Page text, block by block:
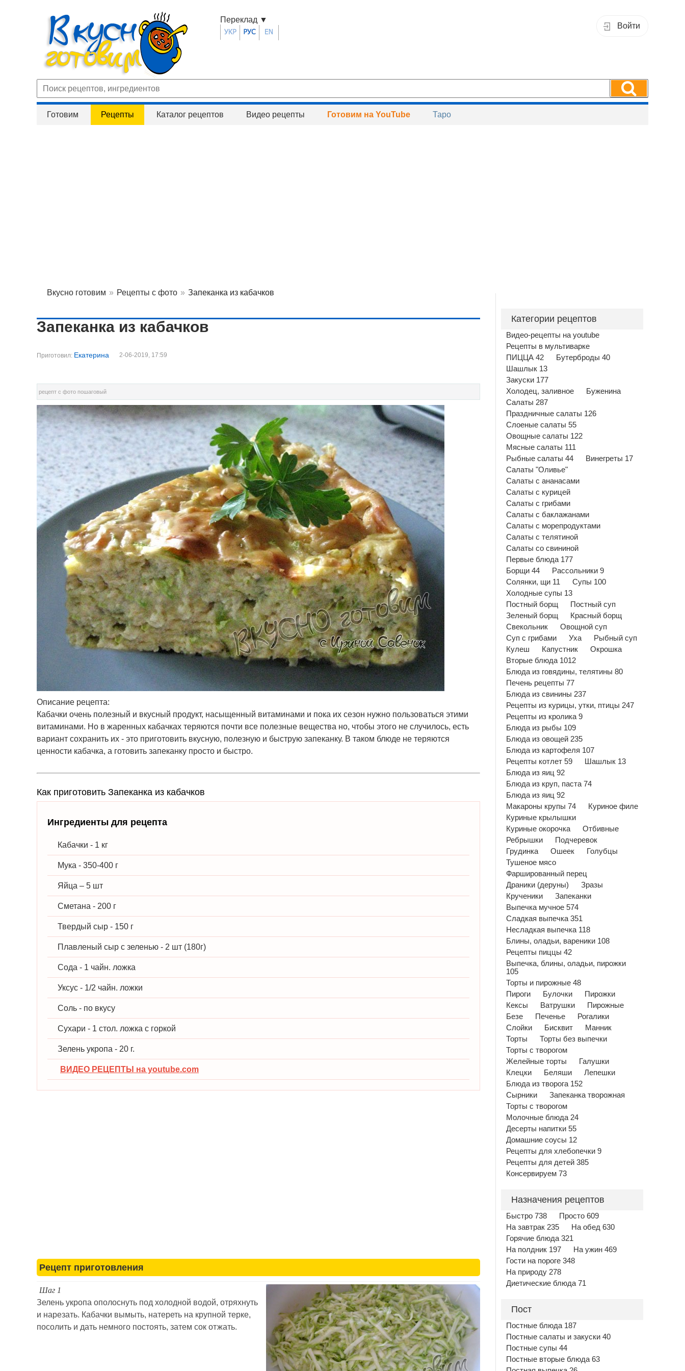
Войти
Переклад ▼
Готовим Рецепты Каталог рецептов Видео рецепты Готовим на YouTube Таро
Вкусно готовим » Рецепты с фото » Запеканка из кабачков
Запеканка из кабачков
Приготовил: Екатерина 2-06-2019, 17:59
рецепт с фото пошаговый
Описание рецепта:
Кабачки очень полезный и вкусный продукт, насыщенный витаминами и пока их сезон нужно пользоваться этими
витаминами. Но в жаренных кабачках теряются почти все полезные вещества но, чтобы этого не случилось, есть
вариант сохранить их - это приготовить вкусную, полезную и быструю запеканку. В таком блюде не теряются
ценности кабачка, а готовить запеканку просто и быстро.
Как приготовить Запеканка из кабачков
Ингредиенты для рецепта
Кабачки - 1 кг
Мука - 350-400 г
Яйца – 5 шт
Сметана - 200 г
Твердый сыр - 150 г
Плавленый сыр с зеленью - 2 шт (180г)
Сода - 1 чайн. ложка
Уксус - 1/2 чайн. ложки
Соль - по вкусу
Сухари - 1 стол. ложка с горкой
Зелень укропа - 20 г.
ВИДЕО РЕЦЕПТЫ на youtube.com
Рецепт приготовления
Шаг 1
Зелень укропа ополоснуть под холодной водой, отряхнуть
и нарезать. Кабачки вымыть, натереть на крупной терке,
посолить и дать немного постоять, затем сок отжать.
Категории рецептов
Видео-рецепты на youtube
Рецепты в мультиварке
ПИЦЦА 42
Бутерброды 40
Шашлык 13
Закуски 177
Холодец, заливное
Буженина
Салаты 287
Праздничные салаты 126
Слоеные салаты 55
Овощные салаты 122
Мясные салаты 111
Рыбные салаты 44
Винегреты 17
Салаты "Оливье"
Салаты с ананасами
Салаты с курицей
Салаты с грибами
Салаты с баклажанами
Салаты с морепродуктами
Салаты с телятиной
Салаты со свининой
Первые блюда 177
Борщи 44
Рассольники 9
Солянки, щи 11
Супы 100
Холодные супы 13
Постный борщ
Постный суп
Зеленый борщ
Красный борщ
Свекольник
Овощной суп
Суп с грибами
Уха
Рыбный суп
Кулеш
Капустник
Окрошка
Вторые блюда 1012
Блюда из говядины, телятины 80
Печень рецепты 77
Блюда из свинины 237
Рецепты из курицы, утки, птицы 247
Рецепты из кролика 9
Блюда из рыбы 109
Блюда из овощей 235
Блюда из картофеля 107
Рецепты котлет 59
Шашлык 13
Блюда из яиц 92
Блюда из круп, паста 74
Блюда из яиц 92
Макароны крупы 74
Куриное филе
Куриные крылышки
Куриные окорочка
Отбивные
Ребрышки
Подчеревок
Грудинка
Ошеек
Голубцы
Тушеное мясо
Фаршированный перец
Драники (деруны)
Зразы
Крученики
Запеканки
Выпечка мучное 574
Сладкая выпечка 351
Несладкая выпечка 118
Блины, оладьи, вареники 108
Рецепты пиццы 42
Выпечка, блины, оладьи, пирожки
105
Торты и пирожные 48
Пироги
Булочки
Пирожки
Кексы
Ватрушки
Пирожные
Безе
Печенье
Рогалики
Слойки
Бисквит
Манник
Торты
Торты без выпечки
Торты с творогом
Желейные торты
Галушки
Клецки
Беляши
Лепешки
Блюда из творога 152
Сырники
Запеканка творожная
Торты с творогом
Молочные блюда 24
Десерты напитки 55
Домашние соусы 12
Рецепты для хлебопечки 9
Рецепты для детей 385
Консервируем 73
Назначения рецептов
Быстро 738
Просто 609
На завтрак 235
На обед 630
Горячие блюда 321
На полдник 197
На ужин 469
Гости на пороге 348
На природу 278
Диетические блюда 71
Пост
Постные блюда 187
Постные салаты и закуски 40
Постные супы 44
Постные вторые блюда 63